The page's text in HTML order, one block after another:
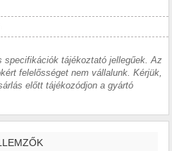
specifikációk tájékoztató jellegűek. Az
felelősséget nem vállalunk. Kérjük,
előtt tájékozódjon a gyártó